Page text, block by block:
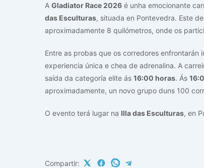
A Gladiator Race 2026 é unha emocionante
das Esculturas, situada en Pontevedra. Este
aproximadamente 8 quilómetros, onde os
Entre as probas que os corredores enfrontarán
experiencia única e chea de adrenalina. A
saída da categoría elite ás 16:00 horas. Ás
aproximadamente, un novo grupo duns 100
O evento terá lugar na Illa das Esculturas, en
Compartir: